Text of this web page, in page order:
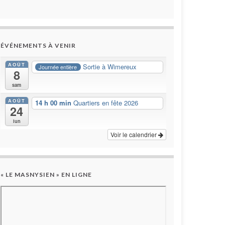
ÉVÉNEMENTS À VENIR
AOÛT
8
sam
Journée entière Sortie à Wimereux
AOÛT
24
lun
14 h 00 min Quartiers en fête 2026
Voir le calendrier
« LE MASNYSIEN » EN LIGNE